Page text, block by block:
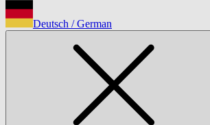
Deutsch / German